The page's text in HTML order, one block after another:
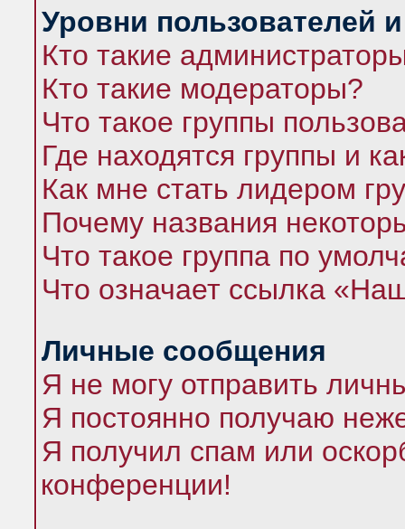
Уровни пользователей
Кто такие
Кто такие модераторы?
Что такое группы
Где находятся группы и
Как мне стать лидером
Почему названия
Что такое группа по
Что означает ссылка
Личные сообщения
Я не могу отправить
Я постоянно получаю
Я получил спам или
конференции!